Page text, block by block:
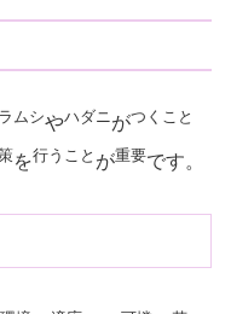
ムシやハダニがつく こと
を行う こと が重要です。